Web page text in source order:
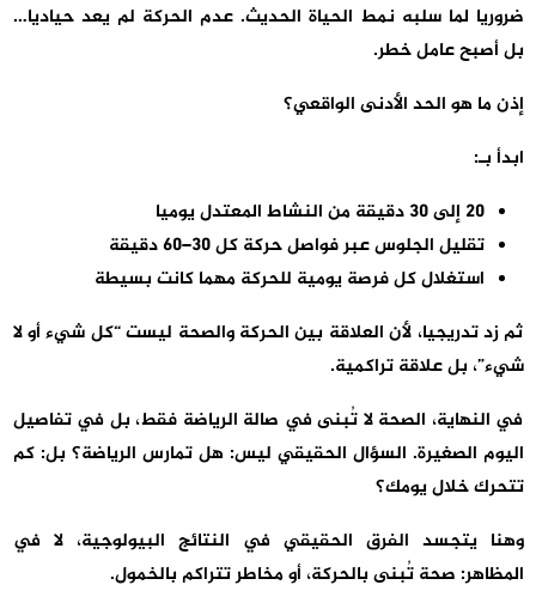
ضروريا لما سلبه نمط الحياة الحديث. عدم الحركة لم يعد حياديا…
بل أصبح عامل خطر.
إذن ما هو الحد الأدنى الواقعي؟
ابدأ بـ:
20 إلى 30 دقيقة من النشاط المعتدل يوميا
تقليل الجلوس عبر فواصل حركة كل 30–60 دقيقة
استغلال كل فرصة يومية للحركة مهما كانت بسيطة
ثم زد تدريجيا، لأن العلاقة بين الحركة والصحة ليست “كل شيء أو لا
شيء”، بل علاقة تراكمية.
في النهاية، الصحة لا تُبنى في صالة الرياضة فقط، بل في تفاصيل
اليوم الصغيرة. السؤال الحقيقي ليس: هل تمارس الرياضة؟ بل: كم
تتحرك خلال يومك؟
وهنا يتجسد الفرق الحقيقي في النتائج البيولوجية، لا في
المظاهر: صحة تُبنى بالحركة، أو مخاطر تتراكم بالخمول.